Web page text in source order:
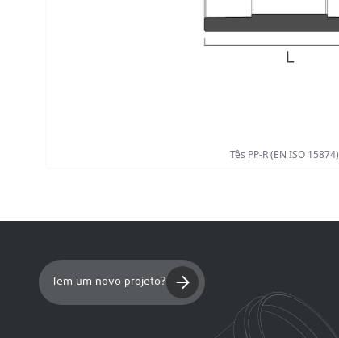
Tês PP-R (EN ISO 15874)
Tem um novo projeto?